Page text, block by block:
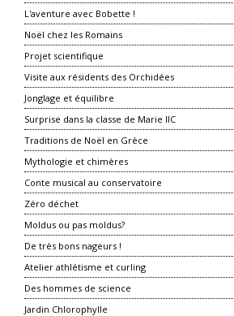
L'aventure avec Bobette !
Noël chez les Romains
Projet scientifique
Visite aux résidents des Orchidées
Jonglage et équilibre
Surprise dans la classe de Marie IIC
Traditions de Noël en Grèce
Mythologie et chimères
Conte musical au conservatoire
Zéro déchet
Moldus ou pas moldus?
De très bons nageurs !
Atelier athlétisme et curling
Des hommes de science
Jardin Chlorophylle